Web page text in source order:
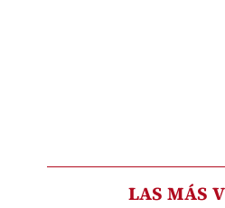
LAS MÁS